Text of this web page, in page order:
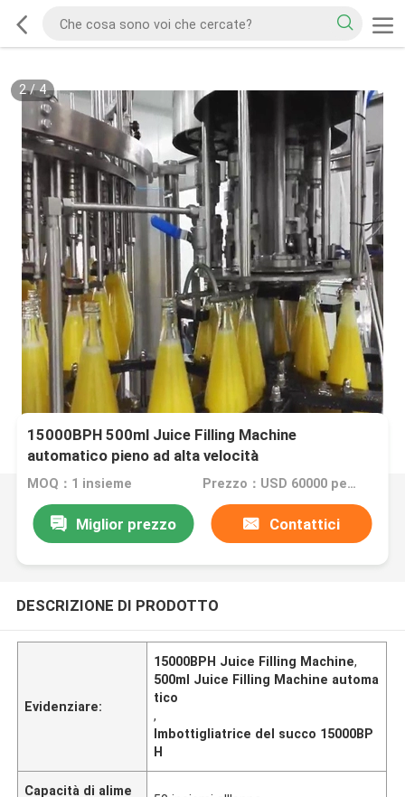
2/4
15000BPH 500ml Juice Filling Machine
automatico pieno ad alta velocità
MOQ：1 insieme Prezzo：USD 60000 per Set
Miglior prezzo Contattici
DESCRIZIONE DI PRODOTTO
Evidenziare:
15000BPH Juice Filling Machine,
500ml Juice Filling Machine automa
tico
,
Imbottigliatrice del succo 15000BP
H
Capacità di alime